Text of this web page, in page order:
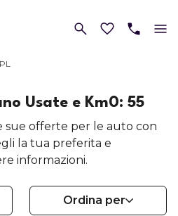
Usate e Km0: 55
sue offerte per le auto con
la tua preferita e
informazioni.
Ordina per